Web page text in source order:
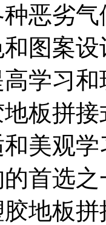
恶劣
图案
学习
板拼
美观
首选
地板